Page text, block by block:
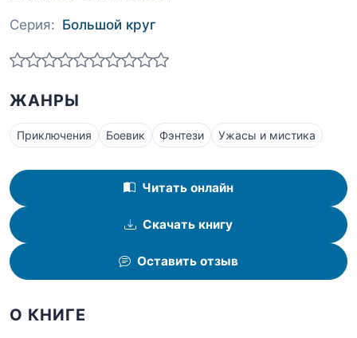
Серия: Большой круг
ЖАНРЫ
Приключения Боевик Фэнтези Ужасы и мистика
Читать онлайн
Скачать книгу
Оставить отзыв
О КНИГЕ